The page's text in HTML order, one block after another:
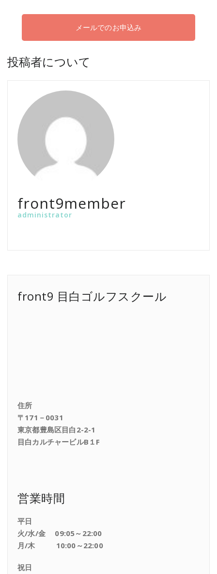
メールでのお申込み
投稿者について
front9member
administrator
front9 目白ゴルフスクール
住所
〒171－0031
東京都豊島区目白2-2-1
目白カルチャービルB１F
営業時間
平日
火/水/金 09:05～22:00
月/木 10:00～22:00
祝日